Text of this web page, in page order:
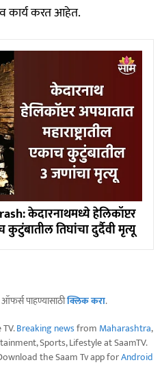
कार्य करत आहेत.
केदारनाथमध्ये हेलिकॉप्टर
कुटुंबातील तिघांचा दुर्दैवी मृत्यू
ऑफर्स पाहण्यासाठीक्लिक करा.
Breaking newsfrom Maharashtra,
Sports, Lifestyle at SaamTV.
the Saam Tv app forAndroid